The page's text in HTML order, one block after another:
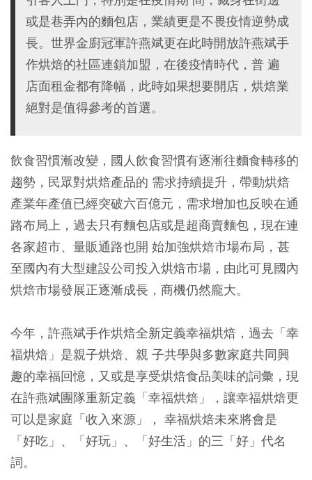
或是巷弄內的麵包店，業績更是不畏疫情逆勢成
長。世界金廚冠軍許燕斌更在此時開放許燕斌手
作烘焙的社區連鎖加盟，在後疫情時代，普 遍
店面租金都有降幅，此時如果想要開店，烘焙業
絕對是值得參考的首選。
飲食習慣漸改變，國人飲食習慣有逐漸往麵食轉移的
趨勢，民眾對烘焙產品的 需求持續提升，帶動烘焙
產業年產值已經突破六百億元，需求增加也反映在通
路布局上，過去只有麵包店或是超商賣麵包，現在連
各家超市、量販通路也開 始加強烘焙市場布局，甚
至國內有大型建設公司投入烘焙市場，由此可見國內
烘焙市場發展正逐漸成長，商機仍然龐大。
今年，許燕斌手作烘焙全新定義幸福烘焙，過去「幸
福烘焙」是親子烘焙、親 子共學與多數家庭共同興
趣的幸福回憶，又或是享受烘焙食品美味的詞彙，現
在許燕斌團隊重新定義「幸福烘焙」，讓幸福烘焙更
可以是家庭「收入來源」， 幸福烘焙未來將會是
「好吃」、「好玩」、「好生活」的三「好」代名
詞。